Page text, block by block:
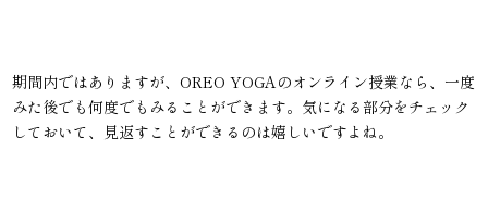
期間内ではありますが、OREO YOGAのオンライン授業なら、一度
みた後でも何度でもみることができます。気になる部分をチェック
しておいて、見返すことができるのは嬉しいですよね。